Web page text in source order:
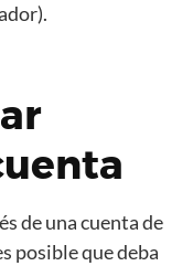
de una cuenta de
posible que deba